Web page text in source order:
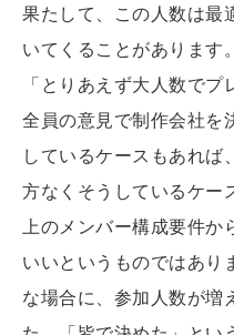
果たして、この人数は最
いてくることがあります。
「とりあえず大人数でプ
全員の意見で制作会社を
しているケースもあれば
方なくそうしているケー
上のメンバー構成要件
いいというものではあり
な場合に、参加人数が増